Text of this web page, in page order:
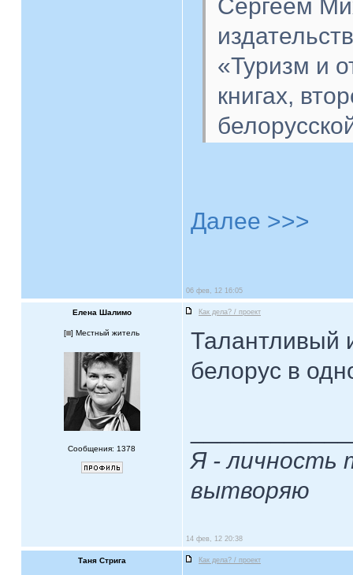
Сергеем
«Туризм и
книгах,
Далее >>>
06 фев, 12 16:05
Елена Шалимо Как дела? / проект
[ ] Местный житель
Сообщения: 1378
Талантливый
белорус в
Я - личность
вытворяю
14 фев, 12 20:38
Таня Стрига Как дела? / проект